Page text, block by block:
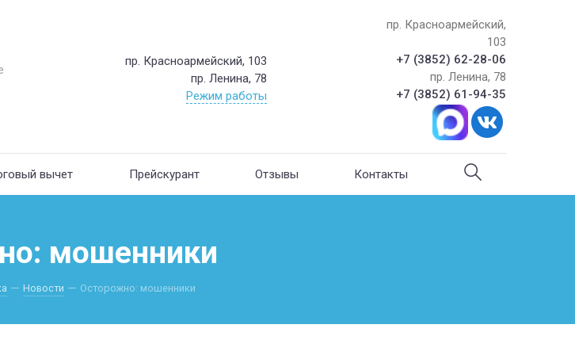
пр. Красноармейский, 103
пр. Ленина, 78
Режим работы
пр. Красноармейский,
103
+7 (3852) 62-28-06
пр. Ленина, 78
+7 (3852) 61-94-35
вычет Прейскурант Отзывы Контакты
мошенники
Новости Осторожно: мошенники